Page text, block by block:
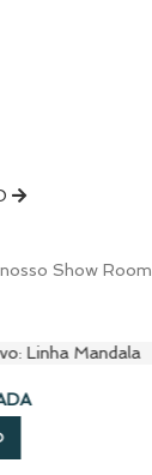
Show Room
tarde